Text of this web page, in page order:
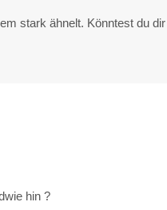
stark ähnelt. Könntest du dir
hin ?